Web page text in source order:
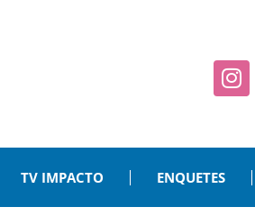
TV IMPACTO ENQUETES